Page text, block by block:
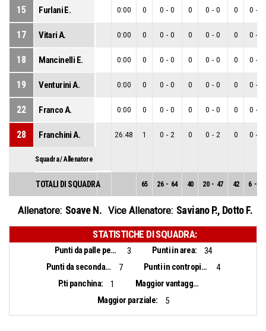
15 Furlani E. 0:00 0 0 - 0 0 0 - 0 0 0 -
17 Vitari A. 0:00 0 0 - 0 0 0 - 0 0 0 -
18 Mancinelli E. 0:00 0 0 - 0 0 0 - 0 0 0 -
19 Venturini A. 0:00 0 0 - 0 0 0 - 0 0 0 -
22 Franco A. 0:00 0 0 - 0 0 0 - 0 0 0 -
28 Franchini A. 26:48 1 0 - 2 0 0 - 2 0 0 -
Squadra / Allenatore
TOTALI DI SQUADRA 65 26 - 64 40 20 - 47 42 6 -
Allenatore: Soave N. Vice Allenatore: Saviano P., Dotto F.
STATISTICHE DI SQUADRA:
Punti da palle perse: 3 Punti in area:
34
Punti da seconda opportunità:
7 Punti in contropiede:
4
P.ti panchina:
1
Maggior vantaggio:
Maggior parziale:
5